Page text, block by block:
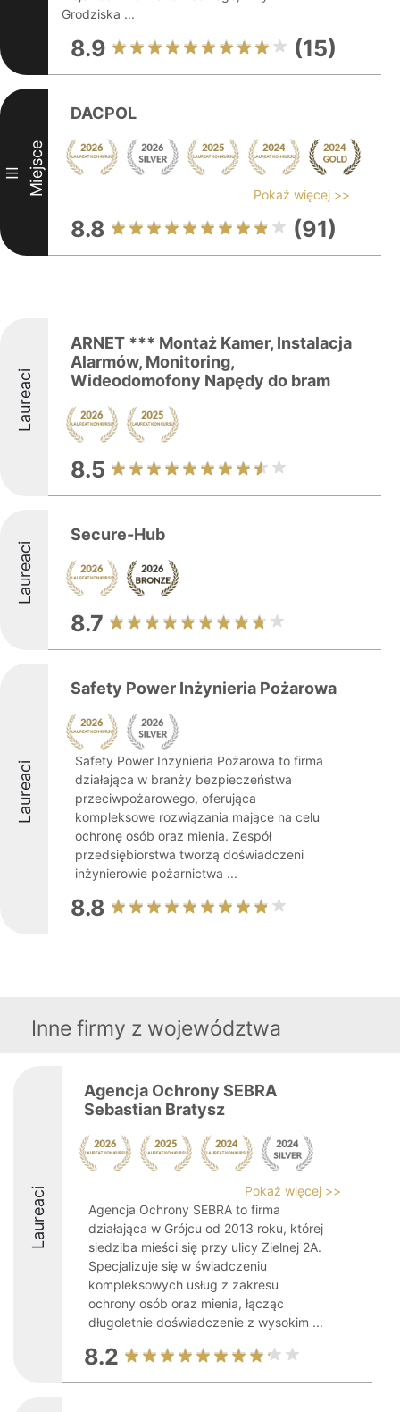
Grodziska ...
8.9 (15)
III Miejsce
DACPOL
Pokaż więcej >>
8.8 (91)
Laureaci
ARNET *** Montaż Kamer, Instalacja
Alarmów, Monitoring,
Wideodomofony Napędy do bram
8.5
Laureaci
Secure-Hub
8.7
Laureaci
Safety Power Inżynieria Pożarowa
Safety Power Inżynieria Pożarowa to firma
działająca w branży bezpieczeństwa
przeciwpożarowego, oferująca
kompleksowe rozwiązania mające na celu
ochronę osób oraz mienia. Zespół
przedsiębiorstwa tworzą doświadczeni
inżynierowie pożarnictwa ...
8.8
Inne firmy z województwa
Laureaci
Agencja Ochrony SEBRA
Sebastian Bratysz
Pokaż więcej >>
Agencja Ochrony SEBRA to firma
działająca w Grójcu od 2013 roku, której
siedziba mieści się przy ulicy Zielnej 2A.
Specjalizuje się w świadczeniu
kompleksowych usług z zakresu
ochrony osób oraz mienia, łącząc
długoletnie doświadczenie z wysokim ...
8.2